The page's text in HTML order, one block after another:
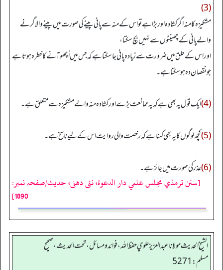
(3)
مشکیزہ کا منہ اگر کشادہ اور بڑا ہے تو اس کے منہ سے پانی پینے کی صورت میں پینے والا گرنے
والے پانی کے چھینٹوں سے نہیں بچ سکتا،
اور اس کے حلق میں ضرورت سے زیادہ پانی جا سکتا ہے کہ جس میں اُچھو آنے کا خطرہ ہوتاہے
جو نقصان دہ ہوسکتاہے۔
(4) ایک قول یہ بھی ہے کہ یہ ممانعت بڑے اور کشادہ منہ والے مشکیزہ سے متعلق ہے۔
(5) کچھ لوگوں کا یہ بھی کہنا ہے کہ رخصت والی روایت اس کے لیے ناسخ ہے۔
(6) عذرکی صورت میں جائز ہے۔
[سنن ترمذي مجلس علمي دار الدعوة، نئى دهلى، حدیث/صفحہ نمبر:
1890]
الشيخ الحديث مولانا عبدالعزيز علوي حفظ الله، فوائد و مسائل، تحت الحديث ، صحيح
مسلم: 5271